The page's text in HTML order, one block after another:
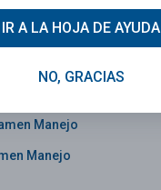
Manejo
Manejo
Manejo
IR A LA HOJA DE AYUDA
NO, GRACIAS